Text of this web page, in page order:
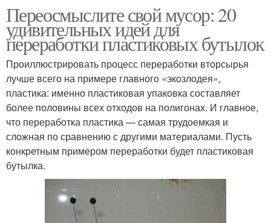
Переосмыслите свой мусор: 20
удивительных идей для
переработки пластиковых бутылок
Проиллюстрировать процесс переработки вторсырья
лучше всего на примере главного «экозлодея»,
пластика: именно пластиковая упаковка составляет
более половины всех отходов на полигонах. И главное,
что переработка пластика — самая трудоемкая и
сложная по сравнению с другими материалами. Пусть
конкретным примером переработки будет пластиковая
бутылка.